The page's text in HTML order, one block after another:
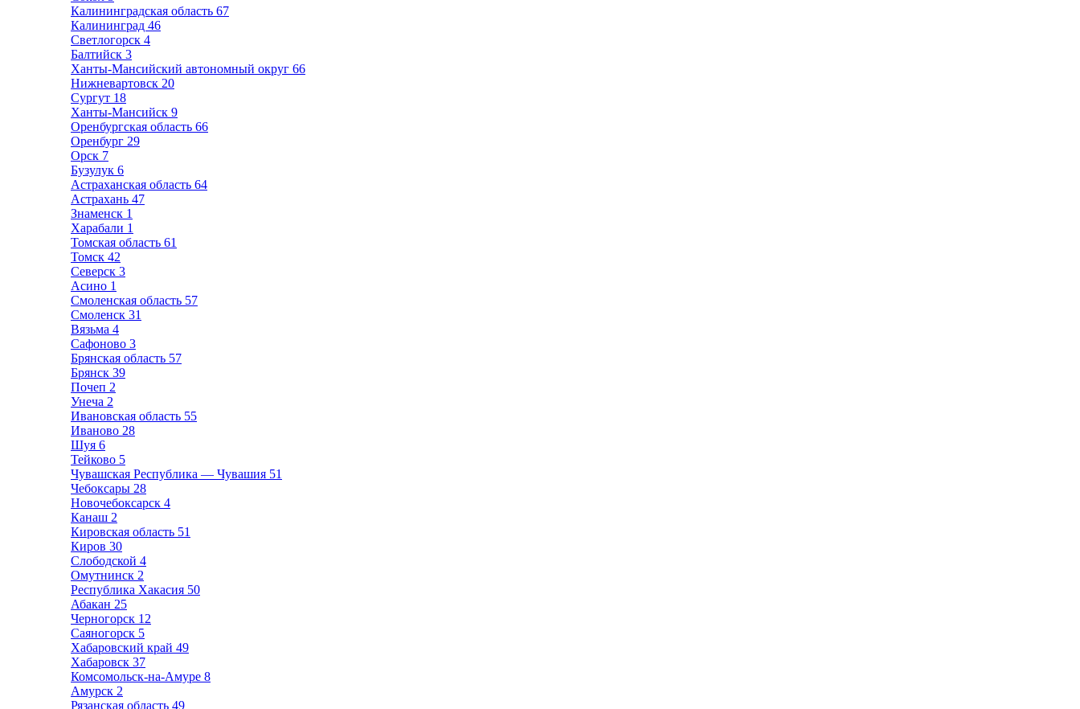
Калининградская область 67
Калининград 46
Светлогорск 4
Балтийск 3
Ханты-Мансийский автономный округ 66
Нижневартовск 20
Сургут 18
Ханты-Мансийск 9
Оренбургская область 66
Оренбург 29
Орск 7
Бузулук 6
Астраханская область 64
Астрахань 47
Знаменск 1
Харабали 1
Томская область 61
Томск 42
Северск 3
Асино 1
Смоленская область 57
Смоленск 31
Вязьма 4
Сафоново 3
Брянская область 57
Брянск 39
Почеп 2
Унеча 2
Ивановская область 55
Иваново 28
Шуя 6
Тейково 5
Чувашская Республика — Чувашия 51
Чебоксары 28
Новочебоксарск 4
Канаш 2
Кировская область 51
Киров 30
Слободской 4
Омутнинск 2
Республика Хакасия 50
Абакан 25
Черногорск 12
Саяногорск 5
Хабаровский край 49
Хабаровск 37
Комсомольск-на-Амуре 8
Амурск 2
Рязанская область 49